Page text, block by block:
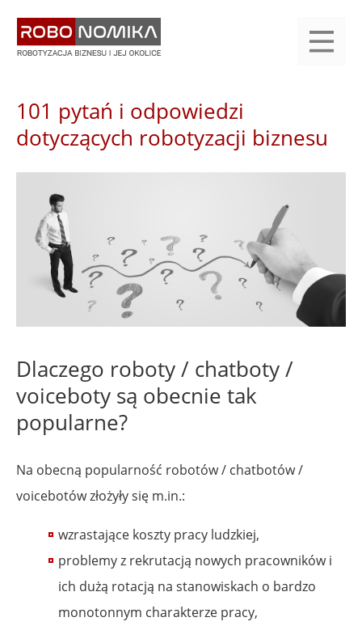
treści
yasne
main
menu
101 pytań i odpowiedzi
dotyczących robotyzacji biznesu
Dlaczego roboty / chatboty /
voiceboty są obecnie tak
popularne?
Na obecną popularność robotów / chatbotów /
voicebotów złożyły się m.in.:
wzrastające koszty pracy ludzkiej,
problemy z rekrutacją nowych pracowników i
ich dużą rotacją na stanowiskach o bardzo
monotonnym charakterze pracy,